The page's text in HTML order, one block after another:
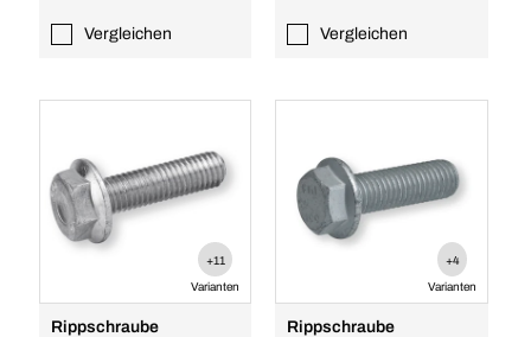
Vergleichen Vergleichen
+11
Varianten
Rippschraube
+4
Varianten
Rippschraube